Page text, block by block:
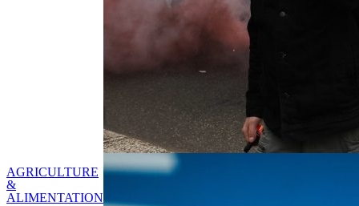
AGRICULTURE
&
ALIMENTATION